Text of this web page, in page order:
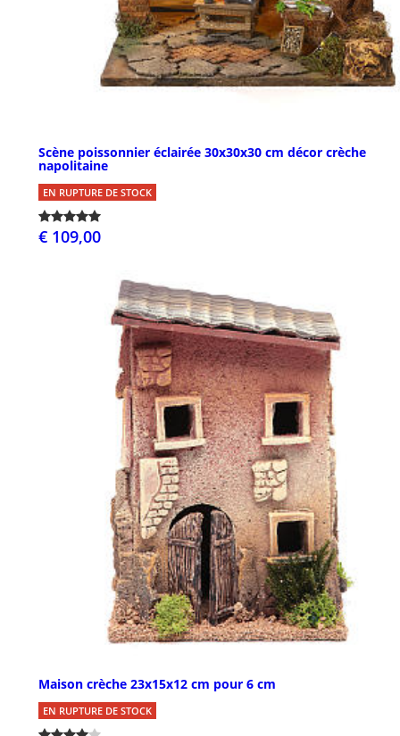
Scène poissonnier éclairée 30x30x30 cm décor crèche
napolitaine
EN RUPTURE DE STOCK
€ 109,00
Maison crèche 23x15x12 cm pour 6 cm
EN RUPTURE DE STOCK